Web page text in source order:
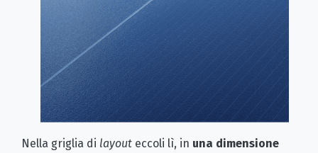
Nella griglia di layout eccoli lì, in una dimensione